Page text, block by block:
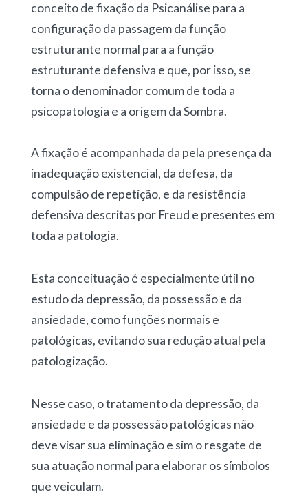
conceito de fixação da Psicanálise para a
configuração da passagem da função
estruturante normal para a função
estruturante defensiva e que, por isso, se
torna o denominador comum de toda a
psicopatologia e a origem da Sombra.
A fixação é acompanhada da pela presença da
inadequação existencial, da defesa, da
compulsão de repetição, e da resistência
defensiva descritas por Freud e presentes em
toda a patologia.
Esta conceituação é especialmente útil no
estudo da depressão, da possessão e da
ansiedade, como funções normais e
patológicas, evitando sua redução atual pela
patologização.
Nesse caso, o tratamento da depressão, da
ansiedade e da possessão patológicas não
deve visar sua eliminação e sim o resgate de
sua atuação normal para elaborar os símbolos
que veiculam.